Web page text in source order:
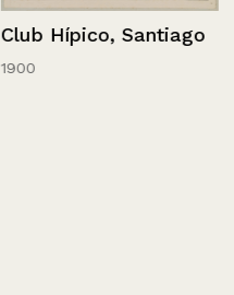
Club Hípico, Santiago
1900